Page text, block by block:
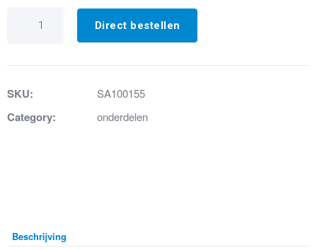
Microschakelaar
Direct bestellen
SKU: SA100155
Category: onderdelen
Beschrijving